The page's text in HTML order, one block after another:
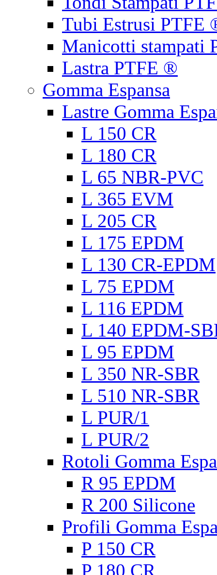
Tubi Estrusi PTFE
Manicotti stampati
Lastra PTFE ®
Gomma Espansa
Lastre Gomma
L 150 CR
L 180 CR
L 65 NBR-PVC
L 365 EVM
L 205 CR
L 175 EPDM
L 130 CR-EPDM
L 75 EPDM
L 116 EPDM
L 140 EPDM-
L 95 EPDM
L 350 NR-SBR
L 510 NR-SBR
L PUR/1
L PUR/2
Rotoli Gomma
R 95 EPDM
R 200 Silicone
Profili Gomma
P 150 CR
P 180 CR